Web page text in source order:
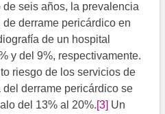
seis años, la prevalencia
derrame pericárdico en
de un hospital
y del 9%, respectivamente.
riesgo de los servicios de
derrame pericárdico se
del 13% al 20%.[3] ​ Un